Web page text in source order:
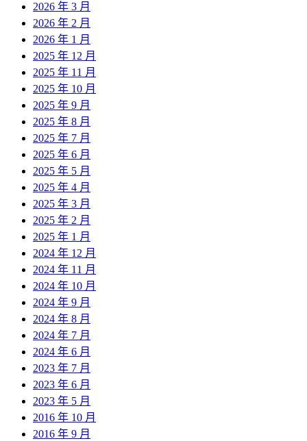
2026 年 3 月
2026 年 2 月
2026 年 1 月
2025 年 12 月
2025 年 11 月
2025 年 10 月
2025 年 9 月
2025 年 8 月
2025 年 7 月
2025 年 6 月
2025 年 5 月
2025 年 4 月
2025 年 3 月
2025 年 2 月
2025 年 1 月
2024 年 12 月
2024 年 11 月
2024 年 10 月
2024 年 9 月
2024 年 8 月
2024 年 7 月
2024 年 6 月
2023 年 7 月
2023 年 6 月
2023 年 5 月
2016 年 10 月
2016 年 9 月